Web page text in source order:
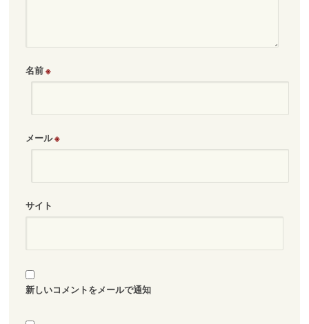
名前※
メール※
サイト
新しいコメントをメールで通知